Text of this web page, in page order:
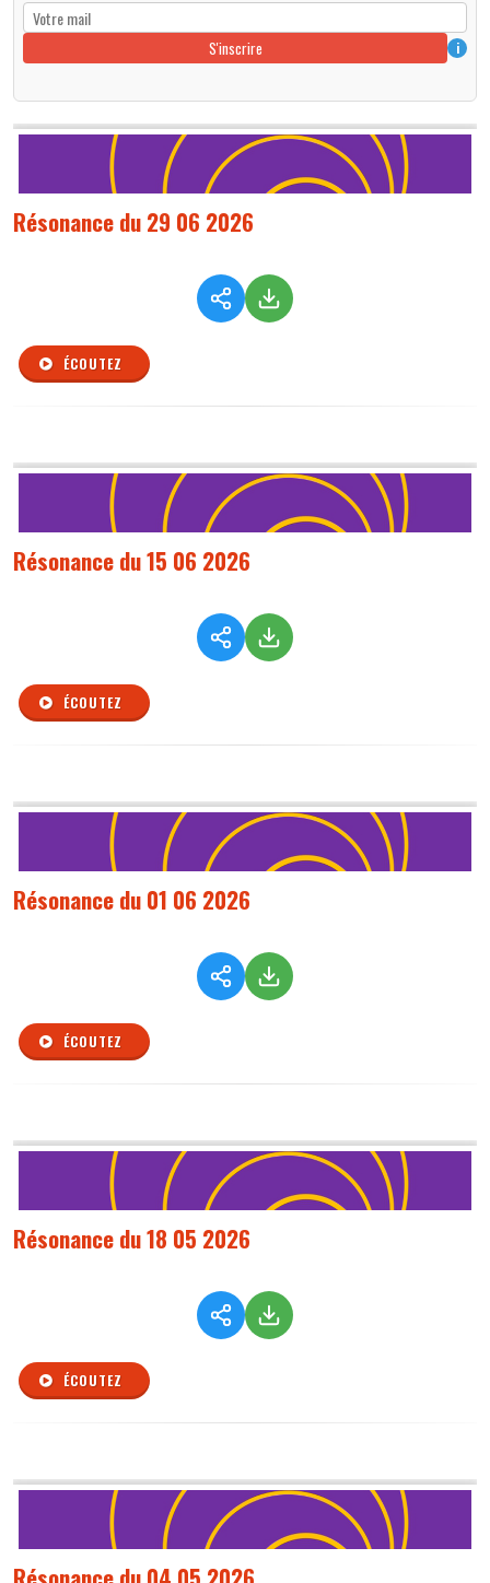
S'inscrire i
Résonance du 29 06 2026
ÉCOUTEZ
Résonance du 15 06 2026
ÉCOUTEZ
Résonance du 01 06 2026
ÉCOUTEZ
Résonance du 18 05 2026
ÉCOUTEZ